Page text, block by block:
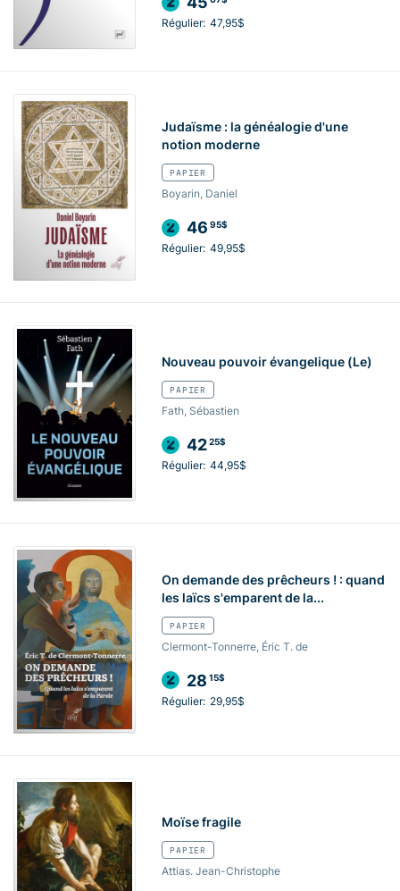
Régulier: 47,95$
Judaïsme : la généalogie d'une
notion moderne
PAPIER
Boyarin, Daniel
46 95$
Régulier: 49,95$
Nouveau pouvoir évangelique (Le)
PAPIER
Fath, Sébastien
4225$
Régulier: 44,95$
On demande des prêcheurs ! : quand
les laïcs s'emparent de la...
PAPIER
Clermont-Tonnerre, Éric T. de
28 15$
Régulier: 29,95$
Moïse fragile
PAPIER
Attias. Jean-Christophe